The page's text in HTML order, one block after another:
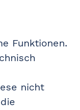
Funktionen.
nicht